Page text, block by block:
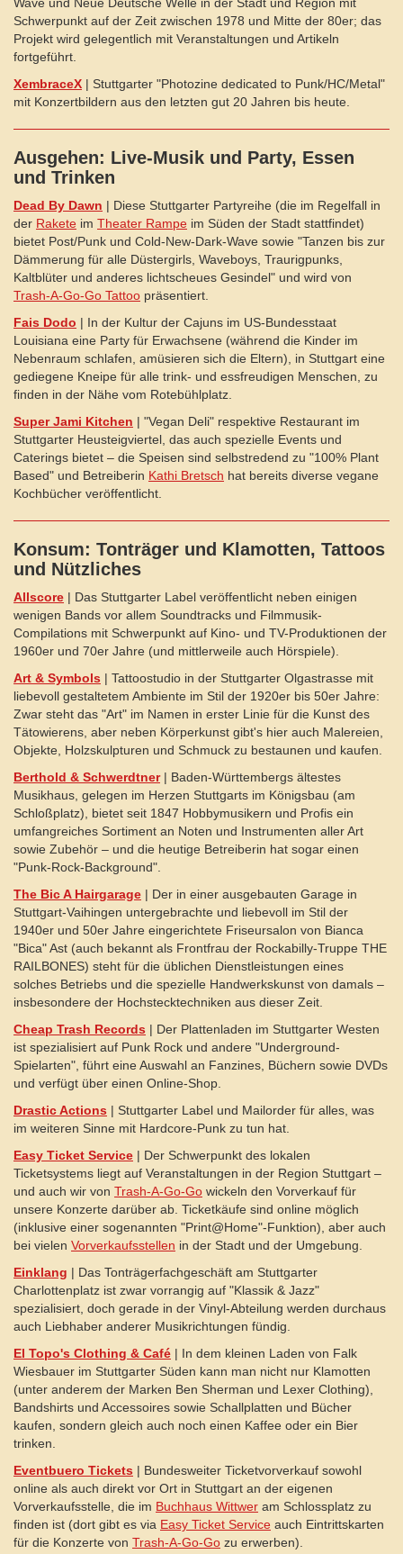
Schwerpunkt auf der Zeit zwischen 1978 und Mitte der 80er; das
Projekt wird gelegentlich mit Veranstaltungen und Artikeln
fortgeführt.
XembraceX | Stuttgarter "Photozine dedicated to Punk/HC/Metal"
mit Konzertbildern aus den letzten gut 20 Jahren bis heute.
Ausgehen: Live-Musik und Party, Essen
und Trinken
Dead By Dawn | Diese Stuttgarter Partyreihe (die im Regelfall in
der Rakete im Theater Rampe im Süden der Stadt stattfindet)
bietet Post/Punk und Cold-New-Dark-Wave sowie "Tanzen bis zur
Dämmerung für alle Düstergirls, Waveboys, Traurigpunks,
Kaltblüter und anderes lichtscheues Gesindel" und wird von
Trash-A-Go-Go Tattoo präsentiert.
Fais Dodo | In der Kultur der Cajuns im US-Bundesstaat
Louisiana eine Party für Erwachsene (während die Kinder im
Nebenraum schlafen, amüsieren sich die Eltern), in Stuttgart eine
gediegene Kneipe für alle trink- und essfreudigen Menschen, zu
finden in der Nähe vom Rotebühlplatz.
Super Jami Kitchen | "Vegan Deli" respektive Restaurant im
Stuttgarter Heusteigviertel, das auch spezielle Events und
Caterings bietet – die Speisen sind selbstredend zu "100% Plant
Based" und Betreiberin Kathi Bretsch hat bereits diverse vegane
Kochbücher veröffentlicht.
Konsum: Tonträger und Klamotten, Tattoos
und Nützliches
Allscore | Das Stuttgarter Label veröffentlicht neben einigen
wenigen Bands vor allem Soundtracks und Filmmusik-
Compilations mit Schwerpunkt auf Kino- und TV-Produktionen der
1960er und 70er Jahre (und mittlerweile auch Hörspiele).
Art & Symbols | Tattoostudio in der Stuttgarter Olgastrasse mit
liebevoll gestaltetem Ambiente im Stil der 1920er bis 50er Jahre:
Zwar steht das "Art" im Namen in erster Linie für die Kunst des
Tätowierens, aber neben Körperkunst gibt's hier auch Malereien,
Objekte, Holzskulpturen und Schmuck zu bestaunen und kaufen.
Berthold & Schwerdtner| Baden-Württembergs ältestes
Musikhaus, gelegen im Herzen Stuttgarts im Königsbau (am
Schloßplatz), bietet seit 1847 Hobbymusikern und Profis ein
umfangreiches Sortiment an Noten und Instrumenten aller Art
sowie Zubehör – und die heutige Betreiberin hat sogar einen
"Punk-Rock-Background".
The Bic A Hairgarage | Der in einer ausgebauten Garage in
Stuttgart-Vaihingen untergebrachte und liebevoll im Stil der
1940er und 50er Jahre eingerichtete Friseursalon von Bianca
"Bica" Ast (auch bekannt als Frontfrau der Rockabilly-Truppe THE
RAILBONES) steht für die üblichen Dienstleistungen eines
solches Betriebs und die spezielle Handwerkskunst von damals –
insbesondere der Hochstecktechniken aus dieser Zeit.
Cheap Trash Records | Der Plattenladen im Stuttgarter Westen
ist spezialisiert auf Punk Rock und andere "Underground-
Spielarten", führt eine Auswahl an Fanzines, Büchern sowie DVDs
und verfügt über einen Online-Shop.
Drastic Actions | Stuttgarter Label und Mailorder für alles, was
im weiteren Sinne mit Hardcore-Punk zu tun hat.
Easy Ticket Service | Der Schwerpunkt des lokalen
Ticketsystems liegt auf Veranstaltungen in der Region Stuttgart –
und auch wir von Trash-A-Go-Go wickeln den Vorverkauf für
unsere Konzerte darüber ab. Ticketkäufe sind online möglich
(inklusive einer sogenannten "Print@Home"-Funktion), aber auch
bei vielen Vorverkaufsstellen in der Stadt und der Umgebung.
Einklang | Das Tonträgerfachgeschäft am Stuttgarter
Charlottenplatz ist zwar vorrangig auf "Klassik & Jazz"
spezialisiert, doch gerade in der Vinyl-Abteilung werden durchaus
auch Liebhaber anderer Musikrichtungen fündig.
El Topo's Clothing & Café | In dem kleinen Laden von Falk
Wiesbauer im Stuttgarter Süden kann man nicht nur Klamotten
(unter anderem der Marken Ben Sherman und Lexer Clothing),
Bandshirts und Accessoires sowie Schallplatten und Bücher
kaufen, sondern gleich auch noch einen Kaffee oder ein Bier
trinken.
Eventbuero Tickets | Bundesweiter Ticketvorverkauf sowohl
online als auch direkt vor Ort in Stuttgart an der eigenen
Vorverkaufsstelle, die im Buchhaus Wittwer am Schlossplatz zu
finden ist (dort gibt es via Easy Ticket Service auch Eintrittskarten
für die Konzerte von Trash-A-Go-Go zu erwerben).